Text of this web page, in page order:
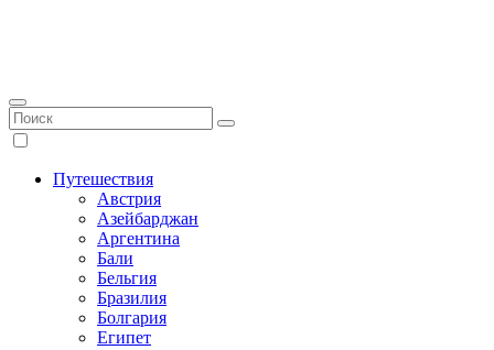
Путешествия
Австрия
Азейбарджан
Аргентина
Бали
Бельгия
Бразилия
Болгария
Египет